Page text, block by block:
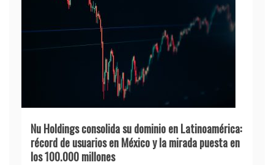
Nu Holdings consolida su dominio en Latinoamérica:
récord de usuarios en México y la mirada puesta en
los 100.000 millones